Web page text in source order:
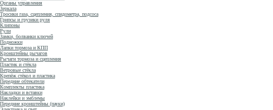
Органы управления
Зеркала
Тросики газа, сцепления, спидометра, подсоса
Грипсы и грузики руля
Клипоны
Рули
Замки, болванки ключей
Подножки
Лапки тормоза и КПП
Кронштейны рычагов
Рычаги тормоза и сцепления
Пластик и стёкла
Ветровые стёкла
Крепёж стёкол и пластика
Передние обтекатели
Комплекты пластика
Накладки и вставки
Наклейки и эмблемы
Передние кронштейны (пауки)